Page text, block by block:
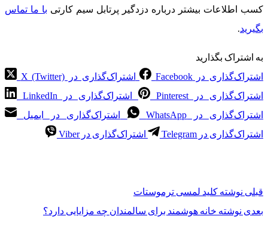
کسب اطلاعات بیشتر درباره دزدگیر پرتابل سیم کارتی با ما تماس
بگیرید.
به اشتراک بگذارید
اشتراک‌گذاری در Facebook
اشتراک‌گذاری در X (Twitter)
اشتراک‌گذاری در Pinterest
اشتراک‌گذاری در LinkedIn
اشتراک‌گذاری در WhatsApp
اشتراک‌گذاری در ایمیل
اشتراک‌گذاری در Telegram
اشتراک‌گذاری در Viber
قبلی نوشته کلید لمسی ترموستات
بعدی نوشته خانه هوشمند برای سالمندان چه مزایایی دارد؟